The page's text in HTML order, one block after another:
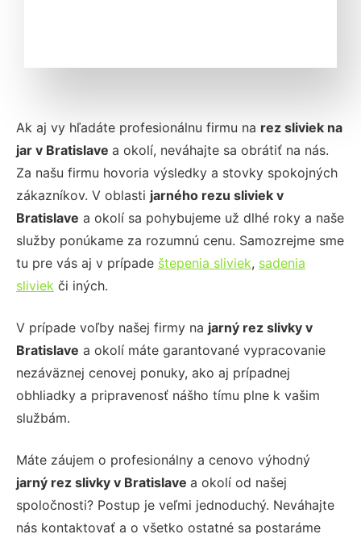
Ak aj vy hľadáte profesionálnu firmu na rez sliviek na
jar v Bratislave a okolí, neváhajte sa obrátiť na nás.
Za našu firmu hovoria výsledky a stovky spokojných
zákazníkov. V oblasti jarného rezu sliviek v
Bratislave a okolí sa pohybujeme už dlhé roky a naše
služby ponúkame za rozumnú cenu. Samozrejme sme
tu pre vás aj v prípade štepenia sliviek, sadenia
sliviek či iných.
V prípade voľby našej firmy na jarný rez slivky v
Bratislave a okolí máte garantované vypracovanie
nezáväznej cenovej ponuky, ako aj prípadnej
obhliadky a pripravenosť nášho tímu plne k vašim
službám.
Máte záujem o profesionálny a cenovo výhodný
jarný rez slivky v Bratislave a okolí od našej
spoločnosti? Postup je veľmi jednoduchý. Neváhajte
nás kontaktovať a o všetko ostatné sa postaráme